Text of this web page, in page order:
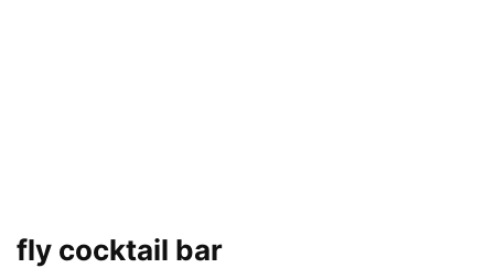
fly cocktail bar